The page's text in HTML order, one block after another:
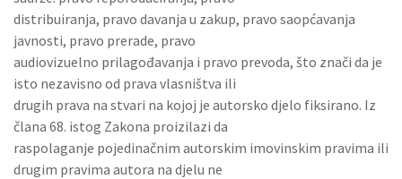
distribuiranja, pravo davanja u zakup, pravo saopćavanja
javnosti, pravo prerade, pravo
audiovizuelno prilagođavanja i pravo prevoda, što znači da je
isto nezavisno od prava vlasništva ili
drugih prava na stvari na kojoj je autorsko djelo fiksirano. Iz
člana 68. istog Zakona proizilazi da
raspolaganje pojedinačnim autorskim imovinskim pravima ili
drugim pravima autora na djelu ne